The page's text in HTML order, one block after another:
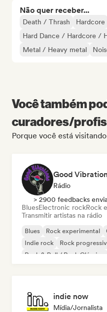
Não quer receber...
Death / Thrash
Hardcore
Hard Dance / Hardcore /
Metal / Heavy metal
Você também
curadores/
Porque você está
Good
Rádio
> 2900 feedbacks
BluesElectronic rockRock
Transmitir artistas na rádio
Blues Rock experimental
Indie rock
Rock
Rock & Roll / Rock Clássico
indie now
Mídia/Jornalista